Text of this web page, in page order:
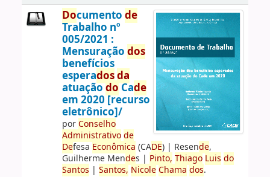
Documento de
Trabalho nº
005/2021 :
Mensuração dos
benefícios
esperadosda
atuaçãodoCade
em 2020 [recurso
eletrônico]/
porConselho
Administrativo de
Defesa Econômica (CADE)| Resende,
Guilherme Mendes | Pinto, Thiago Luis do
Santos | Santos, Nicole Chama dos.